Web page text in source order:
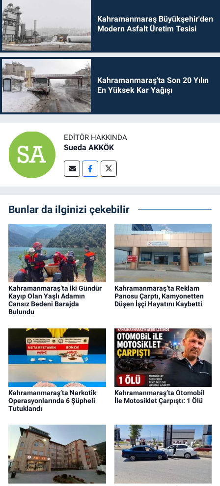
Kahramanmaraş Büyükşehir'den
Modern Asfalt Üretim Tesisi
Kahramanmaraş'ta Son 20 Yılın
En Yüksek Kar Yağışı
EDITÖR HAKKINDA
Sueda AKKÖK
Bunlar da ilginizi çekebilir
Kahramanmaraş’ta İki Gündür
Kayıp Olan Yaşlı Adamın
Cansız Bedeni Barajda
Bulundu
Kahramanmaraş’ta Reklam
Panosu Çarptı, Kamyonetten
Düşen İşçi Hayatını Kaybetti
Kahramanmaraş’ta Narkotik
Operasyonlarında 6 Şüpheli
Tutuklandı
Kahramanmaraş’ta Otomobil
İle Motosiklet Çarpıştı: 1 Ölü